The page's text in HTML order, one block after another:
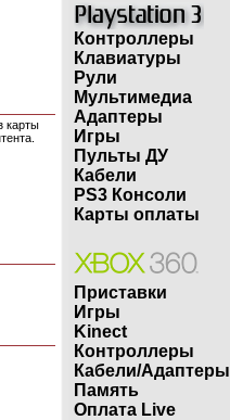
карты
Контроллеры
Клавиатуры
Рули
Мультимедиа
Адаптеры
Игры
Пульты ДУ
Кабели
PS3 Консоли
Карты оплаты
Приставки
Игры
Kinect
Контроллеры
Кабели/Адаптеры
Память
Оплата Live